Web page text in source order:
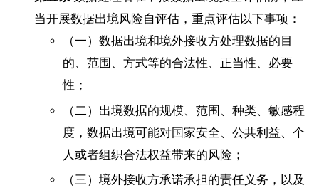
当开展数据出境风险自评估，重点评估以下事项：
（一）数据出境和境外接收方处理数据的目
的、范围、方式等的合法性、正当性、必要
性；
（二）出境数据的规模、范围、种类、敏感程
度，数据出境可能对国家安全、公共利益、个
人或者组织合法权益带来的风险；
（三）境外接收方承诺承担的责任义务，以及